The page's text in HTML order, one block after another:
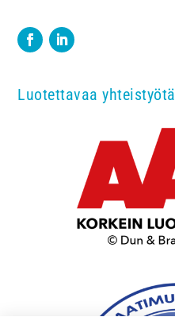
Luotettavaa yhteistyötä